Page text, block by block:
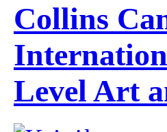
Collins
Level Art